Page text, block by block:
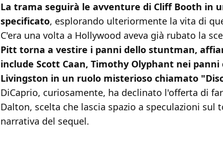
La trama seguirà le avventure di Cliff Booth in
specificato, esplorando ulteriormente la vita di
C'era una volta a Hollywood aveva già rubato la
Pitt torna a vestire i panni dello stuntman,
include Scott Caan, Timothy Olyphant nei panni
Livingston in un ruolo misterioso chiamato
DiCaprio, curiosamente, ha declinato l'offerta di
Dalton, scelta che lascia spazio a speculazioni sul
narrativa del sequel.